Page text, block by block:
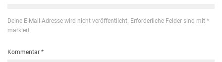
Deine E-Mail-Adresse wird nicht veröffentlicht. Erforderliche Felder sind mit *
markiert
Kommentar *